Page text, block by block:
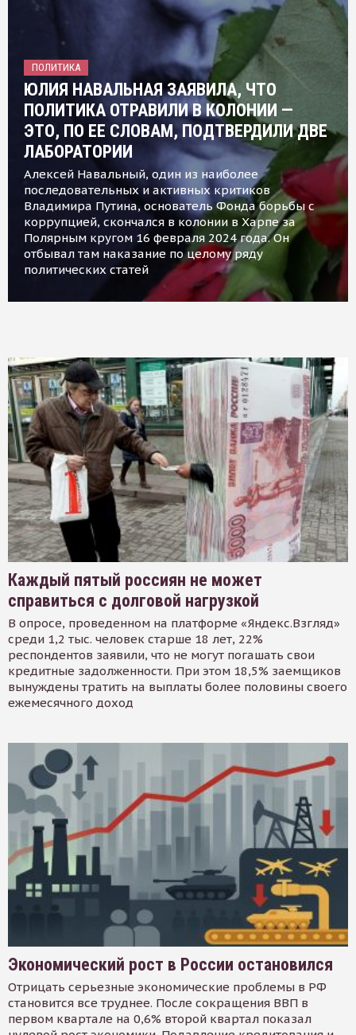
ПОЛИТИКА
ЮЛИЯ НАВАЛЬНАЯ ЗАЯВИЛА, ЧТО
ПОЛИТИКА ОТРАВИЛИ В КОЛОНИИ —
ЭТО, ПО ЕЕ СЛОВАМ, ПОДТВЕРДИЛИ ДВЕ
ЛАБОРАТОРИИ
Алексей Навальный, один из наиболее
последовательных и активных критиков
Владимира Путина, основатель Фонда борьбы с
коррупцией, скончался в колонии в Харпе за
Полярным кругом 16 февраля 2024 года. Он
отбывал там наказание по целому ряду
политических статей
Каждый пятый россиян не может
справиться с долговой нагрузкой
В опросе, проведенном на платформе «Яндекс.Взгляд»
среди 1,2 тыс. человек старше 18 лет, 22%
респондентов заявили, что не могут погашать свои
кредитные задолженности. При этом 18,5% заемщиков
вынуждены тратить на выплаты более половины своего
ежемесячного доход
Экономический рост в России остановился
Отрицать серьезные экономические проблемы в РФ
становится все труднее. После сокращения ВВП в
первом квартале на 0,6% второй квартал показал